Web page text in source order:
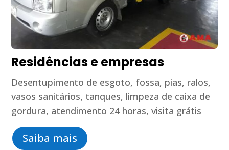
Residências e empresas
Desentupimento de esgoto, fossa, pias, ralos,
vasos sanitários, tanques, limpeza de caixa de
gordura, atendimento 24 horas, visita grátis
Saiba mais